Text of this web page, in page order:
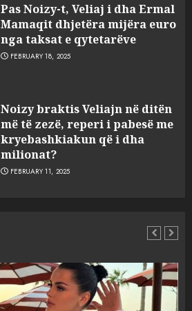
Pas Noizy-t, Veliaj i dha Ermal
Mamaqit dhjetëra mijëra euro
nga taksat e qytetarëve
FEBRUARY 18, 2025
Noizy braktis Veliajn në ditën
më të zezë, reperi i pabesë me
kryebashkiakun që i dha
milionat?
FEBRUARY 11, 2025
sulmuan “One Albania”,
ngjarja u fsheh. A u vodhën
serverat?
MARCH 25, 2025
MARCH 25, 2025